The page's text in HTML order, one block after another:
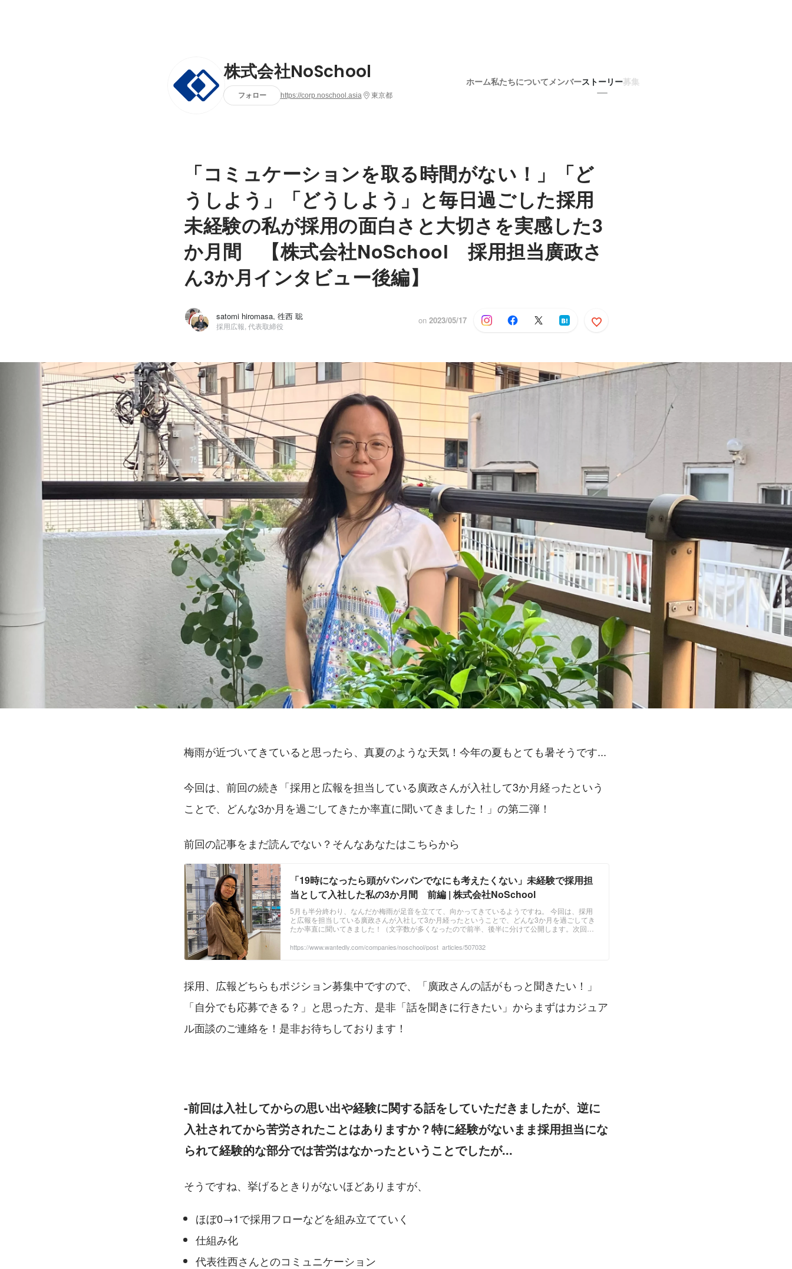
株式会社NoSchool
フォロー https://corp.noschool.asia 東京都
ホーム私たちについて メンバーストーリー募集
「コミュケーションを取る時間がない！」「ど
うしよう」「どうしよう」と毎日過ごした採用
未経験の私が採用の面白さと大切さを実感した3
か月間 【株式会社NoSchool 採用担当廣政さ
ん3か月インタビュー後編】
satomi hiromasa, 徃西 聡
採用広報, 代表取締役
on 2023/05/17
梅雨が近づいてきていると思ったら、真夏のような天気！今年の夏もとても暑そうです...
今回は、前回の続き「採用と広報を担当している廣政さんが入社して3か月経ったという
ことで、どんな3か月を過ごしてきたか率直に聞いてきました！」の第二弾！
前回の記事をまだ読んでない？そんなあなたはこちらから
「19時になったら頭がパンパンでなにも考えたくない」未経験で採用担
当として入社した私の3か月間 前編 | 株式会社NoSchool
5月も半分終わり、なんだか梅雨が足音を立てて、向かってきているようですね。 今回は、採用
と広報を担当している廣政さんが入社して3か月経ったということで、どんな3か月を過ごしてき
たか率直に聞いてきました！（文字数が多くなったので前半、後半に分けて公開します。次回は
https://www.wantedly.com/companies/noschool/post_articles/507032
採用、広報どちらもポジション募集中ですので、「廣政さんの話がもっと聞きたい！」
「自分でも応募できる？」と思った方、是非「話を聞きに行きたい」からまずはカジュア
ル面談のご連絡を！是非お待ちしております！
‐前回は入社してからの思い出や経験に関する話をしていただきましたが、逆に
入社されてから苦労されたことはありますか？特に経験がないまま採用担当にな
られて経験的な部分では苦労はなかったということでしたが...
そうですね、挙げるときりがないほどありますが、
ほぼ0→1で採用フローなどを組み立てていく
仕組み化
代表徃西さんとのコミュニケーション
satomi hiromasa
株式会社NoSchool / 採用広報